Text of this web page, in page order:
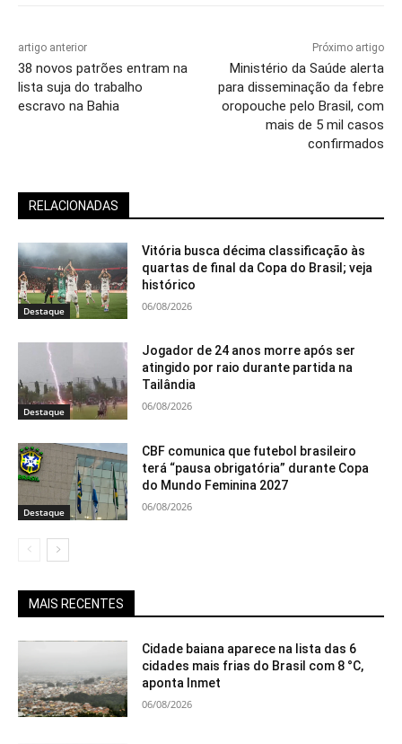
artigo anterior
38 novos patrões entram na
lista suja do trabalho
escravo na Bahia
Próximo artigo
Ministério da Saúde alerta
para disseminação da febre
oropouche pelo Brasil, com
mais de 5 mil casos
confirmados
RELACIONADAS
Destaque
Vitória busca décima classificação às
quartas de final da Copa do Brasil; veja
histórico
06/08/2026
Destaque
Jogador de 24 anos morre após ser
atingido por raio durante partida na
Tailândia
06/08/2026
Destaque
CBF comunica que futebol brasileiro
terá “pausa obrigatória” durante Copa
do Mundo Feminina 2027
06/08/2026
MAIS RECENTES
Cidade baiana aparece na lista das 6
cidades mais frias do Brasil com 8 °C,
aponta Inmet
06/08/2026